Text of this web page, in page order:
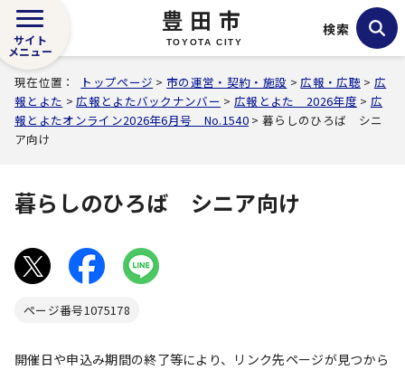
豊田市
TOYOTA CITY
サイト
メニュー
検索
現在位置： トップページ >市の運営・契約・施設 >広報・広聴 > 広
報とよた >広報とよたバックナンバー >広報とよた 2026年度 > 広
報とよたオンライン2026年6月号 No.1540 > 暮らしのひろば シニ
ア向け
暮らしのひろば シニア向け
ページ番号1075178
開催日や申込み期間の終了等により、リンク先ページが見つから